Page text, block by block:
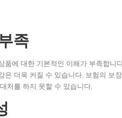
족
품에 대한 기본적인 이해가 부족합니
은 더욱 커질 수 있습니다. 보험의 보
처를 하지 못할 수 있습니다.